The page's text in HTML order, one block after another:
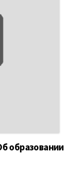
образовании